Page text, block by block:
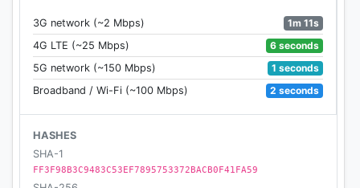
【アプリがダウンロードできない方へ】
以下を確認して再度ダウンロードをお試しください
･端末の容量に十分な空きがあるかご確認ください
･ダウンロード開始時に『wifi使用時にのみダウンロー
ド』にチェックが入っている場合、外してからダウン
ロードをお試しください
【アプリの動作に関して】
○当アプリは高いクオリティを実現するため、端末に
3G network (~2 Mbps)
1m 11s
4G LTE (~25 Mbps)
6 seconds
5G network (~150 Mbps)
1 seconds
Broadband / Wi-Fi (~100 Mbps)
2 seconds
HASHES
SHA-1
FF3F98B3C9483C53EF7895753372BACB0F41FA59